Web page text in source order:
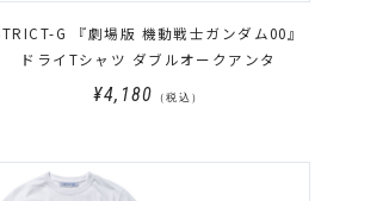
G 『劇場版 機動戦士ガンダム00』
ドライTシャツ ダブルオークアンタ
¥4,180 （税込）